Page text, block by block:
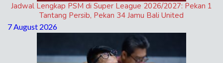
Jadwal Lengkap PSM di Super League 2026/2027: Pekan 1
Tantang Persib, Pekan 34 Jamu Bali United
7 August 2026